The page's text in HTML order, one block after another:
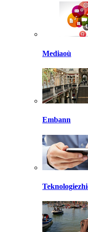
Mediaoù
Embann